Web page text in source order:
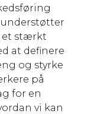
et stærkt
at definere
og styrke
på
for en
vi kan